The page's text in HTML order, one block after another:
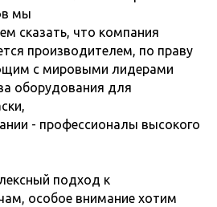
мы
сказать, что компания
производителем, по праву
с мировыми лидерами
оборудования для
- профессионалы высокого
подход к
особое внимание хотим